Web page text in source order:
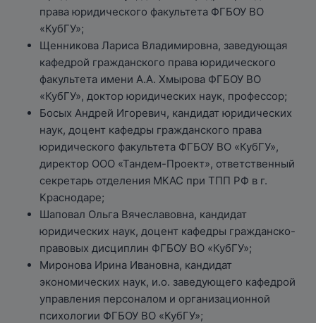
права юридического факультета ФГБОУ ВО
«КубГУ»;
Щенникова Лариса Владимировна, заведующая
кафедрой гражданского права юридического
факультета имени А.А. Хмырова ФГБОУ ВО
«КубГУ», доктор юридических наук, профессор;
Босых Андрей Игоревич, кандидат юридических
наук, доцент кафедры гражданского права
юридического факультета ФГБОУ ВО «КубГУ»,
директор ООО «Тандем-Проект», ответственный
секретарь отделения МКАС при ТПП РФ в г.
Краснодаре;
Шаповал Ольга Вячеславовна, кандидат
юридических наук, доцент кафедры гражданско-
правовых дисциплин ФГБОУ ВО «КубГУ»;
Миронова Ирина Ивановна, кандидат
экономических наук, и.о. заведующего кафедрой
управления персоналом и организационной
психологии ФГБОУ ВО «КубГУ»;